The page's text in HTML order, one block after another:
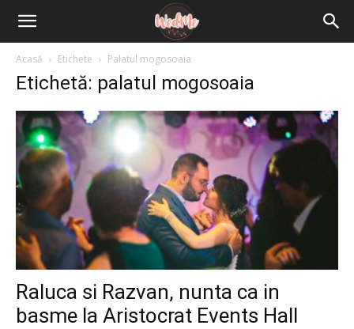
Acasă Etichete Palatul mogosoaia
Etichetă: palatul mogosoaia
Raluca si Razvan, nunta ca in
basme la Aristocrat Events Hall